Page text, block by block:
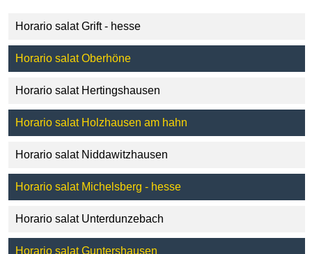
Horario salat Grift - hesse
Horario salat Oberhöne
Horario salat Hertingshausen
Horario salat Holzhausen am hahn
Horario salat Niddawitzhausen
Horario salat Michelsberg - hesse
Horario salat Unterdunzebach
Horario salat Guntershausen